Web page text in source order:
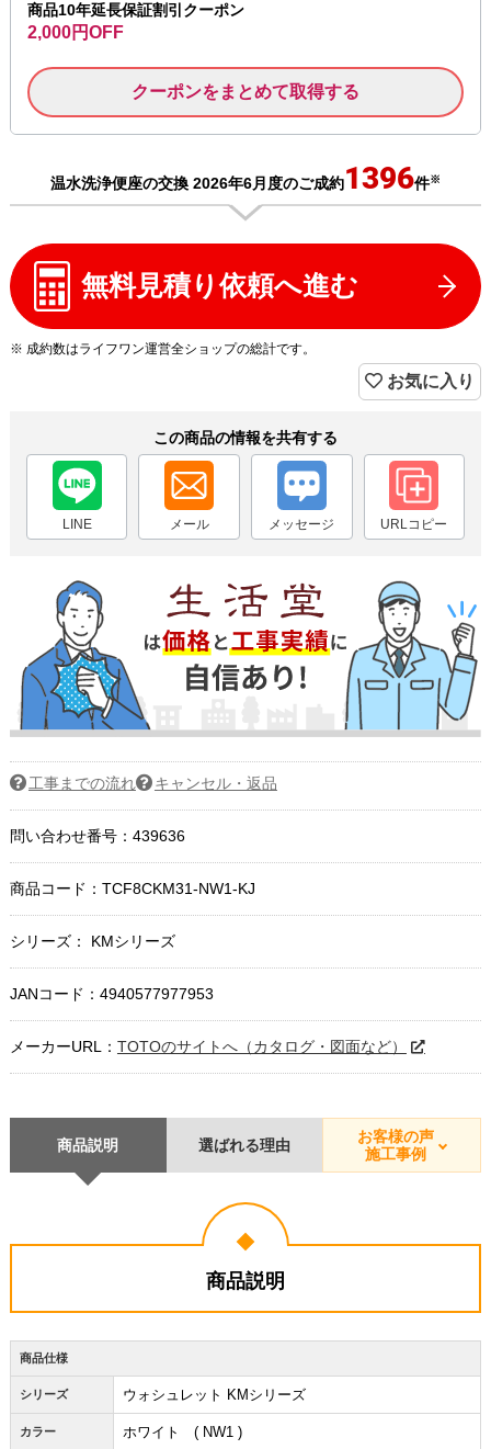
商品10年延長保証割引クーポン
2,000円OFF
クーポンをまとめて取得する
温水洗浄便座の交換 2026年6月度のご成約1396件※
無料見積り依頼へ進む
※ 成約数はライフワン運営全ショップの総計です。
お気に入り
この商品の情報を共有する
LINE メール メッセージ URLコピー
工事までの流れ キャンセル・返品
問い合わせ番号：439636
商品コード： TCF8CKM31-NW1-KJ
シリーズ： KMシリーズ
JANコード：4940577977953
メーカーURL： TOTOのサイトへ（カタログ・図面など）
商品説明 選ばれる理由
お客様の声
施工事例
商品説明
商品仕様
シリーズ ウォシュレット KMシリーズ
カラー ホワイト ( NW1 )